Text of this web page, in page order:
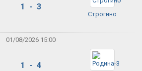
1 - 3
Строгино
01/08/2026 15:00
1 - 4